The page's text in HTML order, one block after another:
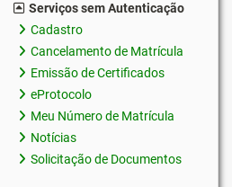
Serviços sem Autenticação
Cadastro
Cancelamento de Matrícula
Emissão de Certificados
eProtocolo
Meu Número de Matrícula
Notícias
Solicitação de Documentos